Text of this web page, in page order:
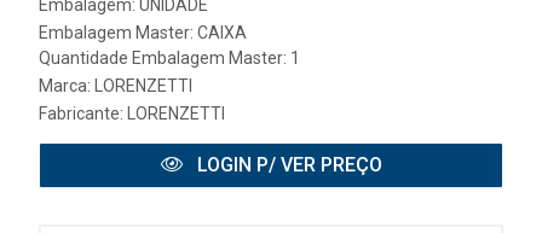
Embalagem: UNIDADE
Embalagem Master: CAIXA
Quantidade Embalagem Master: 1
Marca: LORENZETTI
Fabricante: LORENZETTI
LOGIN P/ VER PREÇO